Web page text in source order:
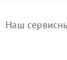
Наш